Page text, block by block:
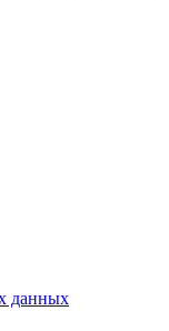
данных